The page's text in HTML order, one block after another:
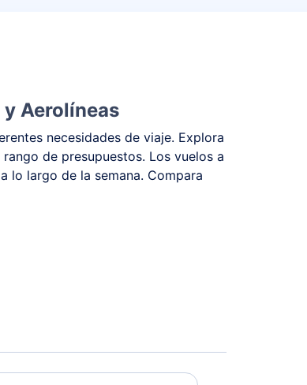
y Aerolíneas
necesidades de viaje. Explora
de presupuestos. Los vuelos a
lo largo de la semana. Compara